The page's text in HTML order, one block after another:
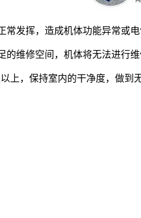
发挥，造成机体功能异常或电
维修空间，机体将无法进行维
，保持室内的干净度，做到